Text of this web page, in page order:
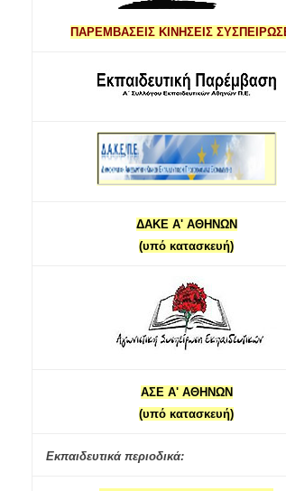
ΠΑΡΕΜΒΑΣΕΙΣ ΚΙΝΗΣΕΙΣ
ΔΑΚΕ Α' ΑΘΗΝΩΝ
(υπό κατασκευή)
ΑΣΕ Α' ΑΘΗΝΩΝ
(υπό κατασκευή)
Εκπαιδευτικά περιοδικά: